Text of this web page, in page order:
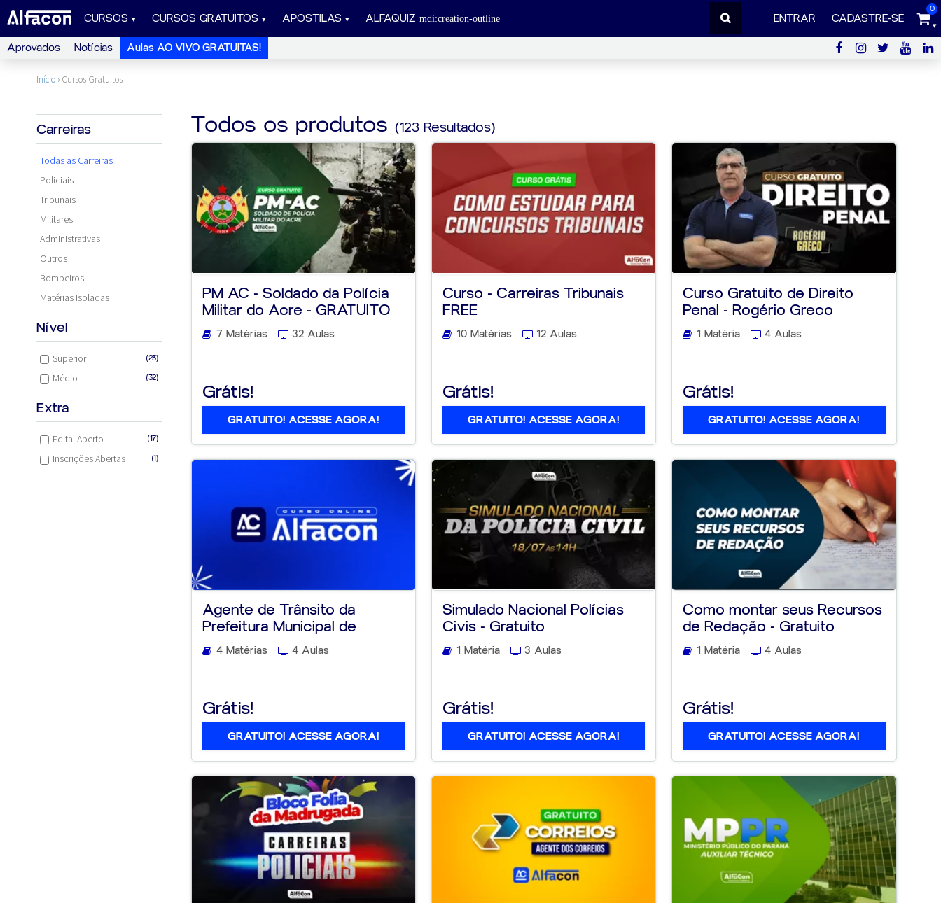
0
ENTRAR CADASTRE-SE
CURSOS CURSOS GRATUITOS APOSTILAS ALFAQUIZ
Aprovados Notícias Aulas AO VIVO GRATUITAS!
Início › Cursos Gratuitos
Carreiras
Todas as Carreiras
Policiais
Tribunais
Militares
Administrativas
Outros
Bombeiros
Matérias Isoladas
Nível
Superior (23)
Médio (32)
Extra
Edital Aberto (17)
Inscrições Abertas (1)
Todos os produtos (123 Resultados)
PM AC - Soldado da Polícia
Militar do Acre - GRATUITO
7 Matérias 32 Aulas
Grátis!
GRATUITO! ACESSE AGORA!
Curso - Carreiras Tribunais
FREE
10 Matérias 12 Aulas
Grátis!
GRATUITO! ACESSE AGORA!
Curso Gratuito de Direito
Penal - Rogério Greco
1 Matéria 4 Aulas
Grátis!
GRATUITO! ACESSE AGORA!
Agente de Trânsito da
Prefeitura Municipal de
Bayeux...
4 Matérias 4 Aulas
Grátis!
GRATUITO! ACESSE AGORA!
Simulado Nacional Polícias
Civis - Gratuito
1 Matéria 3 Aulas
Grátis!
GRATUITO! ACESSE AGORA!
Como montar seus Recursos
de Redação - Gratuito
1 Matéria 4 Aulas
Grátis!
GRATUITO! ACESSE AGORA!